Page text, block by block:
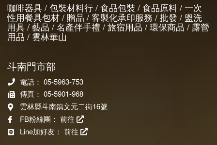
咖啡器具 / 包裝材料行 / 食品包裝 / 食品原料 / 一次
性用餐具包材 / 贈品 / 客製化承印服務 / 批發 / 盥洗
用具 / 藝品 / 名產伴手禮 / 旅宿用品 / 環保商品 / 露營
用品 / 雲林華山
斗南門市部
電話： 05-5963-753
傳真： 05-5901-968
雲林縣斗南鎮文元二街16號
FB粉絲團： 前往
Line加好友： 前往